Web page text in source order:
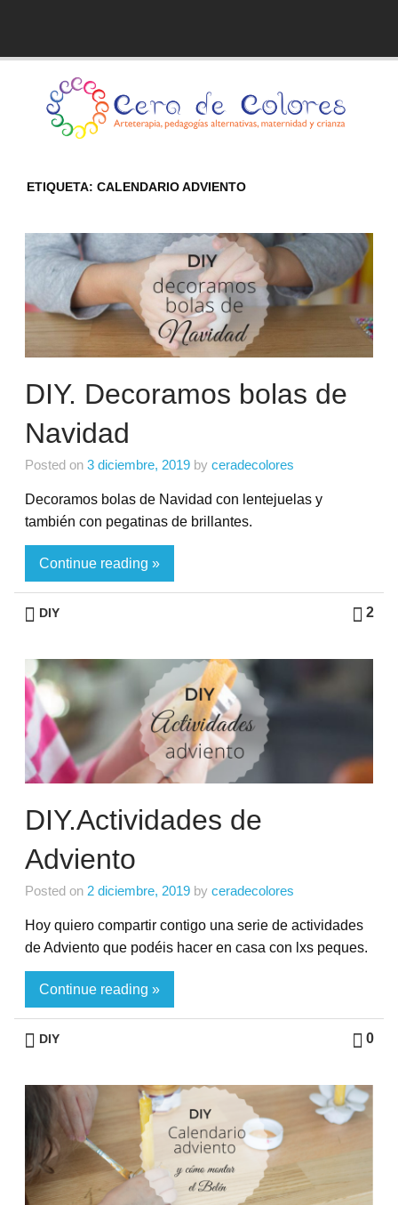
ETIQUETA:CALENDARIO ADVIENTO
DIY. Decoramos bolas de
Navidad
Posted on 3 diciembre, 2019 by ceradecolores
Decoramos bolas de Navidad con lentejuelas y
también con pegatinas de brillantes.
Continue reading »
2
DIY
DIY.Actividades de
Adviento
Posted on 2 diciembre, 2019 by ceradecolores
Hoy quiero compartir contigo una serie de actividades
de Adviento que podéis hacer en casa con lxs peques.
Continue reading »
0
DIY